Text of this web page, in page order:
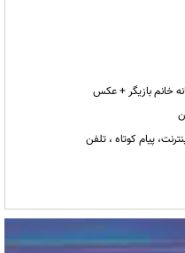
خانم بازیگر + عکس
پیام کوتاه ، تلفن